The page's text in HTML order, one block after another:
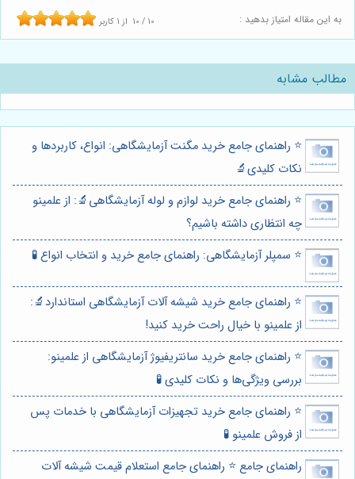
به این مقاله امتیاز بدهید : 10 / 10 از 1 کاربر
مطالب مشابه
⭐️ راهنمای جامع خرید مگنت آزمایشگاهی: انواع، کاربردها و
نکات کلیدی🔬
⭐️ راهنمای جامع خرید لوازم و لوله آزمایشگاهی🔬: از علمینو
چه انتظاری داشته باشیم؟
⭐️ سمپلر آزمایشگاهی: راهنمای جامع خرید و انتخاب انواع 🧪
⭐️ راهنمای جامع خرید شیشه آلات آزمایشگاهی استاندارد🔬:
از علمینو با خیال راحت خرید کنید!
⭐️ راهنمای جامع خرید سانتریفیوژ آزمایشگاهی از علمینو:
بررسی ویژگی‌ها و نکات کلیدی 🧪
⭐️ راهنمای جامع خرید تجهیزات آزمایشگاهی با خدمات پس
از فروش علمینو 🧪
راهنمای جامع ⭐️ راهنمای جامع استعلام قیمت شیشه آلات